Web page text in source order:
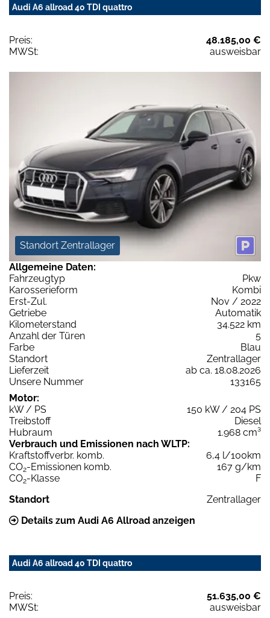
Audi A6 allroad 40 TDI quattro
Preis:
48.185,00 €
MWSt:
ausweisbar
Standort Zentrallager
Allgemeine Daten:
Fahrzeugtyp
Pkw
Karosserieform
Kombi
Erst-Zul.
Nov / 2022
Getriebe
Automatik
Kilometerstand
34.522 km
Anzahl der Türen
5
Farbe
Blau
Standort
Zentrallager
Lieferzeit
ab ca. 18.08.2026
Unsere Nummer
133165
Motor:
kW / PS
150 kW / 204 PS
Treibstoff
Diesel
Hubraum
1.968 cm³
Verbrauch und Emissionen nach WLTP:
Kraftstoffverbr. komb.
6,4 l/100km
CO2-Emissionen komb.
167 g/km
CO2-Klasse
F
Standort
Zentrallager
Details zum Audi A6 Allroad anzeigen
Audi A6 allroad 40 TDI quattro
Preis:
51.635,00 €
MWSt:
ausweisbar